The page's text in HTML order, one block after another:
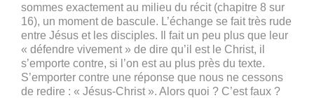
sommes exactement au milieu du récit (chapitre 8 sur
16), un moment de bascule. L’échange se fait très rude
entre Jésus et les disciples. Il fait un peu plus que leur
« défendre vivement » de dire qu’il est le Christ, il
s’emporte contre, si l’on est au plus près du texte.
S’emporter contre une réponse que nous ne cessons
de redire : « Jésus-Christ ». Alors quoi ? C’est faux ?